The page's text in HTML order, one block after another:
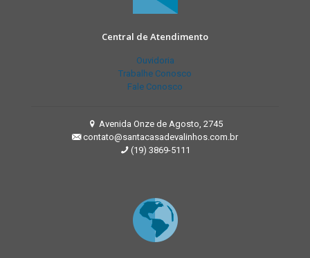
Central de Atendimento
Ouvidoria
Trabalhe Conosco
Fale Conosco
Avenida Onze de Agosto, 2745
contato@santacasadevalinhos.com.br
(19) 3869-5111